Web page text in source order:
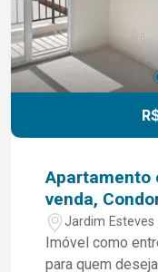
Apartamento
venda,
Limeira/SP
Jardim
Imóvel como
para quem